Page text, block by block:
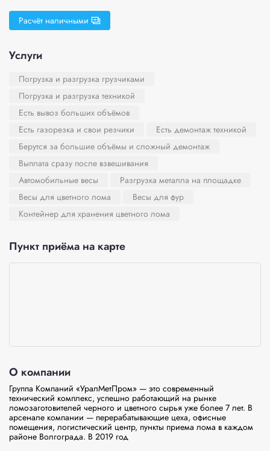
Расчёт наличными
Услуги
Погрузка и разгрузка грузчиками
Погрузка и разгрузка техникой
Есть вывоз больших объёмов
Есть газорезка и свои резчики
Есть демонтаж техникой
Берутся за большие объёмы и сложный демонтаж
Выплата сразу после взвешивания
Автомобильные весы
Разгрузка металла на площадке
Весы для цветного лома
Весы для фур
Контейнер для хранения цветного лома
Пункт приёма на карте
О компании
Группа Компаний «УралМетПром» — это современный
технический комплекс, успешно работающий на рынке
ломозаготовителей черного и цветного сырья уже более 7 лет. В
арсенале компании — перерабатывающие цеха, офисные
помещения, логистический центр, пункты приема лома в каждом
районе Волгограда. В 2019 год